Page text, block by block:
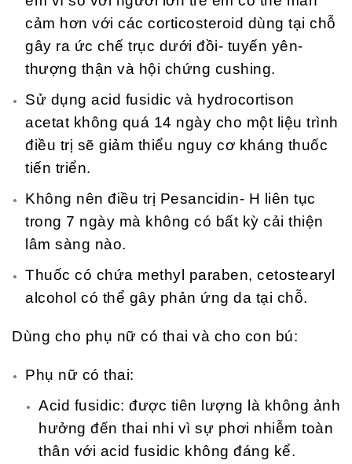
cảm hơn với các corticosteroid dùng tại chỗ
gây ra ức chế trục dưới đồi- tuyến yên-
thượng thận và hội chứng cushing.
Sử dụng acid fusidic và hydrocortison
acetat không quá 14 ngày cho một liệu trình
điều trị sẽ giảm thiểu nguy cơ kháng thuốc
tiến triển.
Không nên điều trị Pesancidin- H liên tục
trong 7 ngày mà không có bất kỳ cải thiện
lâm sàng nào.
Thuốc có chứa methyl paraben, cetostearyl
alcohol có thể gây phản ứng da tại chỗ.
Dùng cho phụ nữ có thai và cho con bú:
Phụ nữ có thai:
Acid fusidic: được tiên lượng là không ảnh
hưởng đến thai nhi vì sự phơi nhiễm toàn
thân với acid fusidic không đáng kể.